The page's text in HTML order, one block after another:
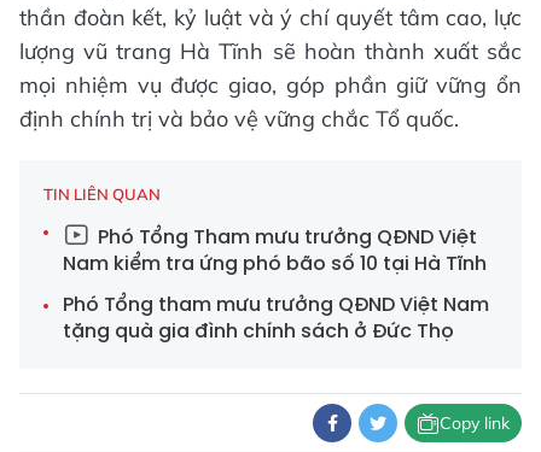
thần đoàn kết, kỷ luật và ý chí quyết tâm cao, lực
lượng vũ trang Hà Tĩnh sẽ hoàn thành xuất sắc
mọi nhiệm vụ được giao, góp phần giữ vững ổn
định chính trị và bảo vệ vững chắc Tổ quốc.
TIN LIÊN QUAN
Phó Tổng Tham mưu trưởng QĐND Việt
Nam kiểm tra ứng phó bão số 10 tại Hà Tĩnh
Phó Tổng tham mưu trưởng QĐND Việt Nam
tặng quà gia đình chính sách ở Đức Thọ
Copy link